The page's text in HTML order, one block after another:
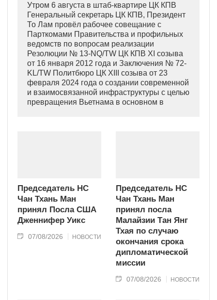
Утром 6 августа в штаб-квартире ЦК КПВ
Генеральный секретарь ЦК КПВ, Президент
То Лам провёл рабочее совещание с
Парткомами Правительства и профильных
ведомств по вопросам реализации
Резолюции № 13-NQ/TW ЦК КПВ XI созыва
от 16 января 2012 года и Заключения № 72-
KL/TW Политбюро ЦК XIII созыва от 23
февраля 2024 года о создании современной
и взаимосвязанной инфраструктуры с целью
превращения Вьетнама в основном в
Председатель НС
Чан Тхань Ман
принял Посла США
Дженнифер Уикс
07/08/2026 НОВОСТИ
Председатель НС
Чан Тхань Ман
принял посла
Малайзии Тан Янг
Тхая по случаю
окончания срока
дипломатической
миссии
07/08/2026 НОВОСТИ